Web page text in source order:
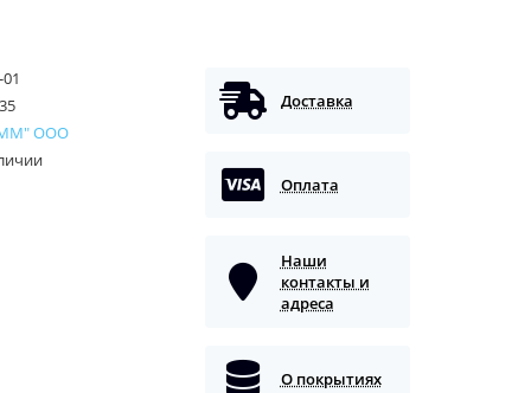
ООО
Доставка
Оплата
Наши
контакты и
адреса
О покрытиях